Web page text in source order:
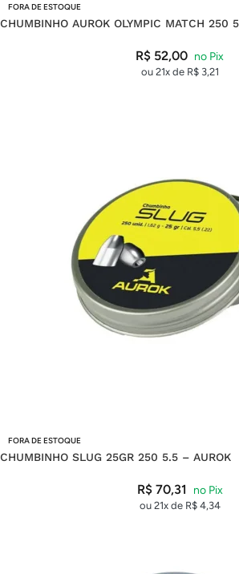
FORA DE ESTOQUE
CHUMBINHO AUROK OLYMPIC MATCH 250
R$ 52,00
ou 21x de R$ 3,21
FORA DE ESTOQUE
CHUMBINHO SLUG 25GR 250 5.5 – AUROK
R$70,31
ou 21x de R$ 4,34